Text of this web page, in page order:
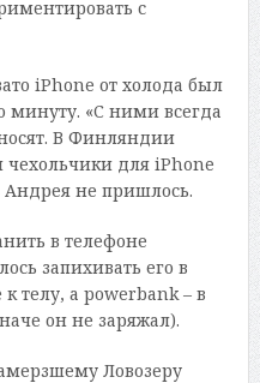
с
iPhone от холода был
минуту. «С ними всегда
В Финляндии
чехольчики для iPhone
Андрея не пришлось.
в телефоне
запихивать его в
телу, а powerbank – в
он не заряжал).
Ловозеру